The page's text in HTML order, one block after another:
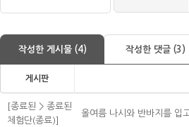
작성한 게시물 (4) 작성한 댓글 (3)
게시판
[종료된 > 종료된
체험단(종료)]
올여름 나시와 반바지를 입